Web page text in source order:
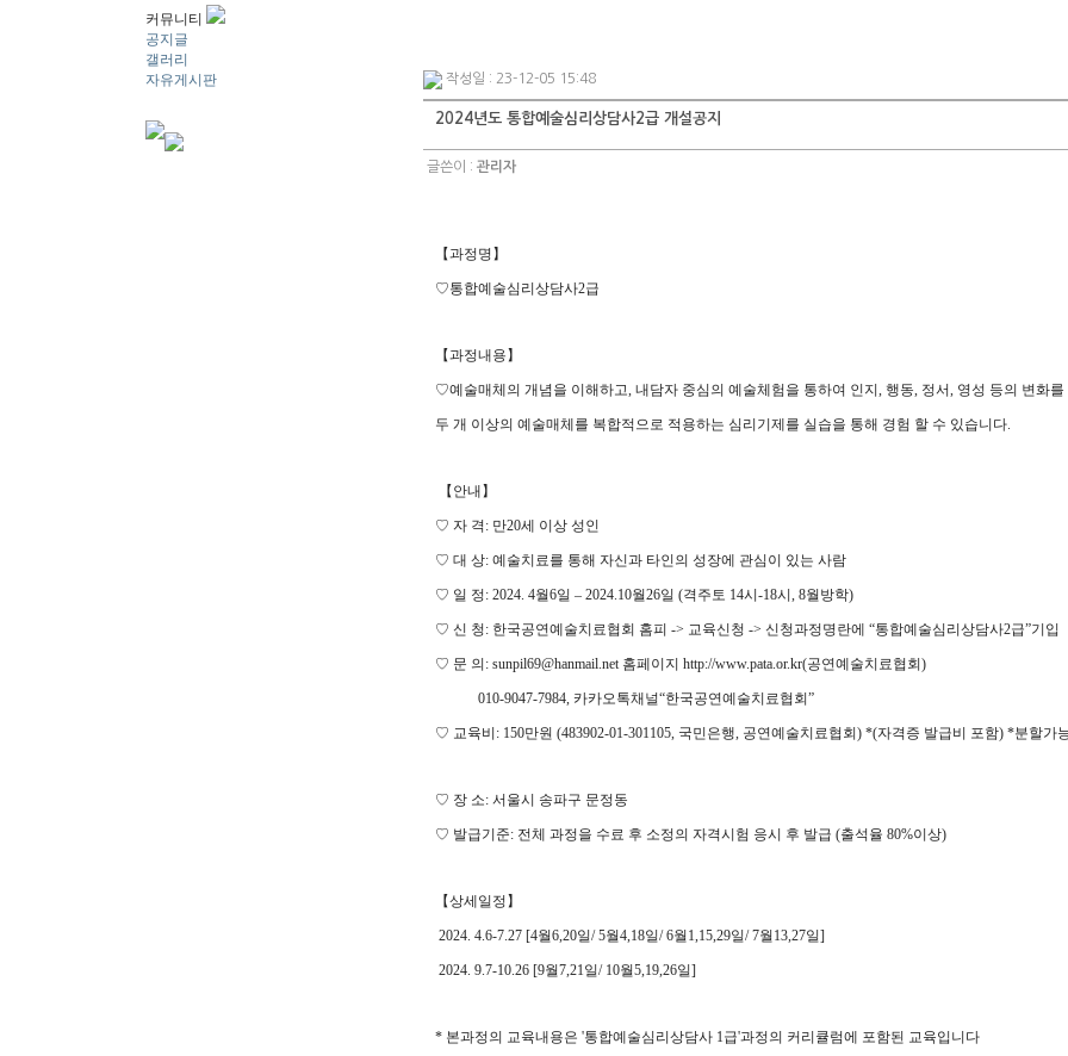
커뮤니티
공지글
갤러리
자유게시판
작성일 : 23-12-05 15:48
2024년도 통합예술심리상담사2급 개설공지
글쓴이 : 관리자
【과정명 】
♡통합예술심리상담사2급
【과정내용 】
♡예술매체의 개념을 이해하고, 내담자 중심의 예술체험을 통하여 인지 , 행동, 정서, 영성 등의 변화
두 개 이상의 예술매체를 복합적으로 적용하는 심리기제를 실습을 통해 경험 할 수 있습니다.
【 안내 】
♡ 자 격 : 만20세 이상 성인
♡ 대 상: 예술치료를 통해 자신과 타인의 성장에 관심이 있는 사람
♡ 일 정: 2024. 4월6일 – 2024.10월26일 (격주토 14시 -18시, 8월방학)
♡ 신 청: 한국공연예술치료협회 홈피 -> 교육신청 -> 신청과정명란에 “통합예술심리상담사2급”기입
♡ 문 의 : sunpil69@hanmail.net 홈페이지 http://www.pata.or.kr(공연예술치료협회 )
010-9047-7984, 카카오톡채널“한국공연예술치료협회 ”
♡ 교육비 : 150만원 (483902-01-301105, 국민은행, 공연예술치료협회 ) *(자격증 발급비 포함) *분할가
♡ 장 소: 서울시 송파구 문정동
♡ 발급기준: 전체 과정을 수료 후 소정의 자격시험 응시 후 발급 (출석율 80%이상)
【상세일정 】
2024. 4.6-7.27 [4월6,20일/ 5월4,18일/ 6월1,15,29일/ 7월13,27일]
2024. 9.7-10.26 [9월7,21일/ 10월5,19,26일]
* 본과정의 교육내용은 '통합예술심리상담사 1급'과정의 커리큘럼에 포함된 교육입니다